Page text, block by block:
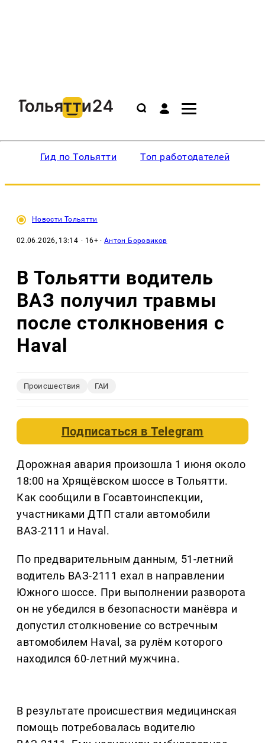
Гид по Тольятти Топ работодателей
Новости Тольятти
02.06.2026, 13:14 · 16+ ·Антон Боровиков
В Тольятти водитель
ВАЗ получил травмы
после столкновения с
Haval
Происшествия ГАИ
Подписаться вTelegram
Дорожная авария произошла 1 июня около
18:00 на Хрящёвском шоссе в Тольятти.
Как сообщили в Госавтоинспекции,
участниками ДТП стали автомобили
ВАЗ-2111 и Haval.
По предварительным данным, 51-летний
водитель ВАЗ-2111 ехал в направлении
Южного шоссе. При выполнении разворота
он не убедился в безопасности манёвра и
допустил столкновение со встречным
автомобилем Haval, за рулём которого
находился 60-летний мужчина.
В результате происшествия медицинская
помощь потребовалась водителю